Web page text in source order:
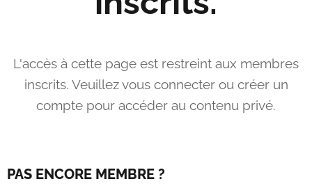
L'accès à cette page est restreint aux membres
inscrits. Veuillez vous connecter ou créer un
compte pour accéder au contenu privé.
PAS ENCORE MEMBRE ?